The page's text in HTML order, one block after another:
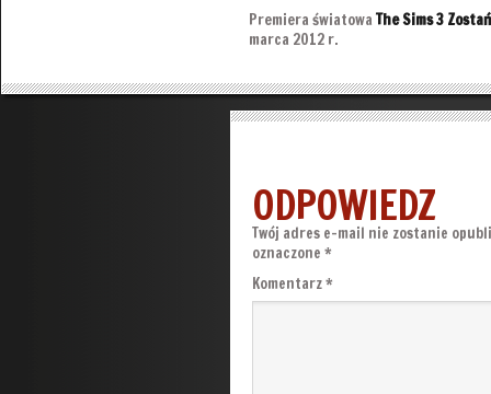
Premiera światowa The Sims 3
marca 2012 r.
ODPOWIEDZ
Twój adres e-mail nie zostanie
oznaczone *
Komentarz*